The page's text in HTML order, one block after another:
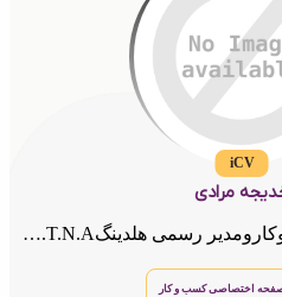
iCV
مرادی
نماینده ومشاوره کسب وکارومدیر رسمی هلدینگG.T.N.Aومربیهنرمند و طراح
اختصاصی کسب و کار